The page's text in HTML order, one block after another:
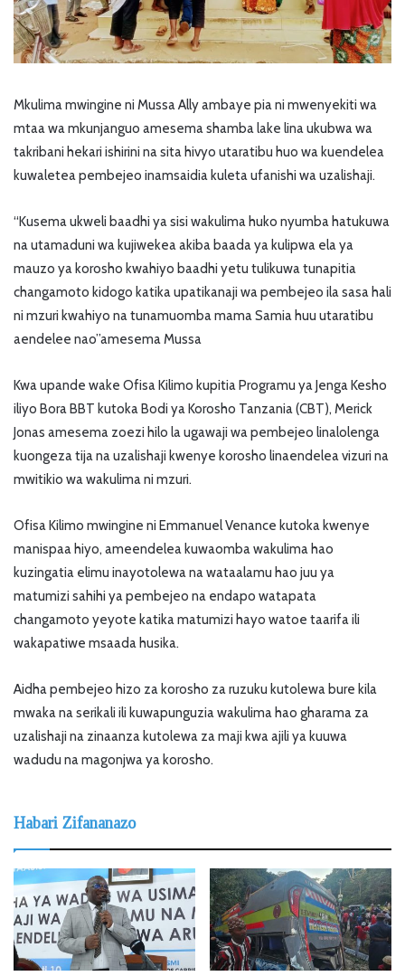
Mkulima mwingine ni Mussa Ally ambaye pia ni mwenyekiti wa
mtaa wa mkunjanguo amesema shamba lake lina ukubwa wa
takribani hekari ishirini na sita hivyo utaratibu huo wa kuendelea
kuwaletea pembejeo inamsaidia kuleta ufanishi wa uzalishaji.
“Kusema ukweli baadhi ya sisi wakulima huko nyumba hatukuwa
na utamaduni wa kujiwekea akiba baada ya kulipwa ela ya
mauzo ya korosho kwahiyo baadhi yetu tulikuwa tunapitia
changamoto kidogo katika upatikanaji wa pembejeo ila sasa hali
ni mzuri kwahiyo na tunamuomba mama Samia huu utaratibu
aendelee nao”amesema Mussa
Kwa upande wake Ofisa Kilimo kupitia Programu ya Jenga Kesho
iliyo Bora BBT kutoka Bodi ya Korosho Tanzania (CBT), Merick
Jonas amesema zoezi hilo la ugawaji wa pembejeo linalolenga
kuongeza tija na uzalishaji kwenye korosho linaendelea vizuri na
mwitikio wa wakulima ni mzuri.
Ofisa Kilimo mwingine ni Emmanuel Venance kutoka kwenye
manispaa hiyo, ameendelea kuwaomba wakulima hao
kuzingatia elimu inayotolewa na wataalamu hao juu ya
matumizi sahihi ya pembejeo na endapo watapata
changamoto yeyote katika matumizi hayo watoe taarifa ili
wakapatiwe msaada husika.
Aidha pembejeo hizo za korosho za ruzuku kutolewa bure kila
mwaka na serikali ili kuwapunguzia wakulima hao gharama za
uzalishaji na zinaanza kutolewa za maji kwa ajili ya kuuwa
wadudu na magonjwa ya korosho.
Habari Zifananazo